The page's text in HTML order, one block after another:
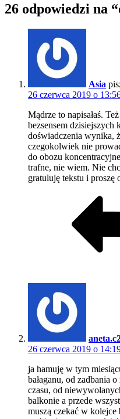
26 odpowiedzi na
Asia
26 czerwca 2019 o
Mądrze to napisałaś.
bezsensem
doświadczenia wynika,
czegokolwiek nie
do obozu
trafne, nie wiem. Nie
gratuluję tekstu i
26 czerwca 2019 o
ja hamuję w tym
bałaganu, od zadbania
czasu, od
balkonie a przede
muszą czekać w